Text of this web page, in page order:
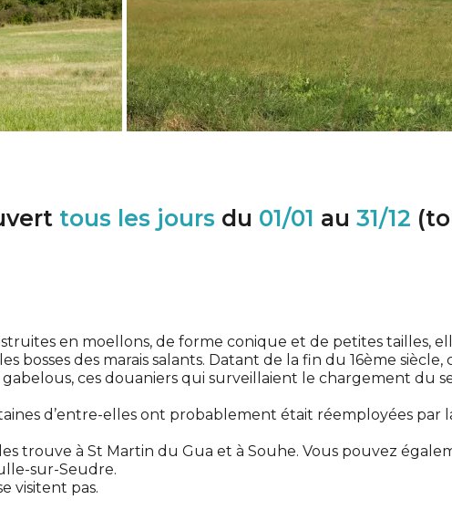
tous les joursdu 01/01 au 31/12
en moellons, de forme conique et de petites tailles,
bosses des marais salants. Datant de la fin du 16ème
ces douaniers qui surveillaient le chargement du
d’entre-elles ont probablement était réemployées par
trouve à St Martin du Gua et à Souhe. Vous pouvez
sur-Seudre.
visitent pas.